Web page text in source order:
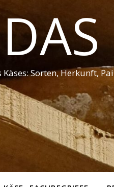
DAS
Sorten, Herkunft,